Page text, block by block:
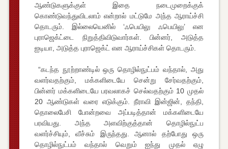
ஆண்டுகளுக்குள் இதை நடைமுறைக்குக்
கொண்டுவந்துவிடலாம் என்றால் மட்டுமே அந்த ஆராய்ச்சி
தொடரும். இல்லையெனில் ‘ஃபெயிலு ஃபெயிலு’ என
புராஜெக்ட்டை நிறுத்திவிடுவார்கள். பின்னர், அடுத்த
ஐடியா, அடுத்த புராஜெக்ட் என ஆராய்ச்சிகள் தொடரும்.
“கடந்த நூற்றாண்டில் ஒரு தொழில்நுட்பம் வந்தால், அது
வளர்வதற்கும், மக்களிடையே சென்று சேர்வதற்கும்,
பின்னர் மக்களிடையே பரவலாகச் செல்வதற்கும் 10 முதல்
20 ஆண்டுகள் வரை எடுக்கும். நீராவி இன்ஜின், தந்தி,
தொலைபேசி போன்றவை அப்படித்தான் மக்களிடையே
பரவியது. அந்த அளவிற்குத்தான் தொழில்நுட்ப
வளர்ச்சியும், வீச்சும் இருந்தது. ஆனால் தற்போது ஒரு
தொழில்நுட்பம் வந்தால் வெறும் ஐந்து முதல் ஏழு